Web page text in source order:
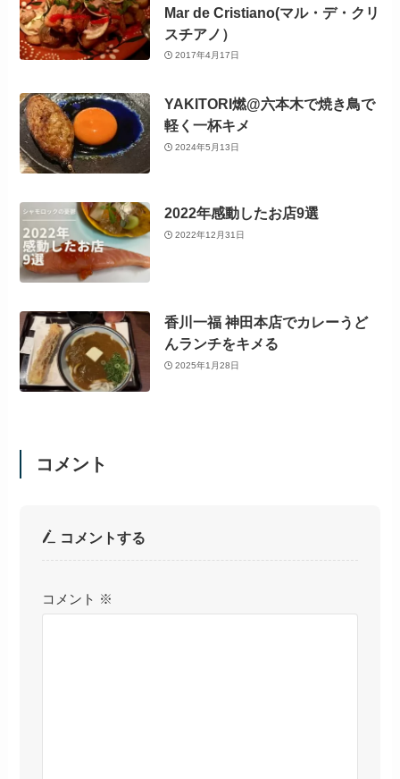
Mar de Cristiano(マル・デ・クリ
スチアノ）
2017年4月17日
YAKITORI燃@六本木で焼き鳥で
軽く一杯キメ
2024年5月13日
2022年感動したお店9選
2022年12月31日
香川一福 神田本店でカレーうど
んランチをキメる
2025年1月28日
コメント
コメントする
コメント ※